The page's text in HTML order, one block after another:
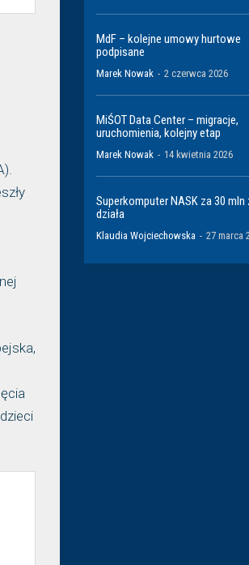
MdF – kolejne umowy hurtowe
podpisane
Marek Nowak - 2 czerwca 2026
MiŚOT Data Center – migracje,
uruchomienia, kolejny etap
Marek Nowak - 14 kwietnia 2026
Superkomputer NASK za 30 mln
działa
Klaudia Wojciechowska - 27 marca